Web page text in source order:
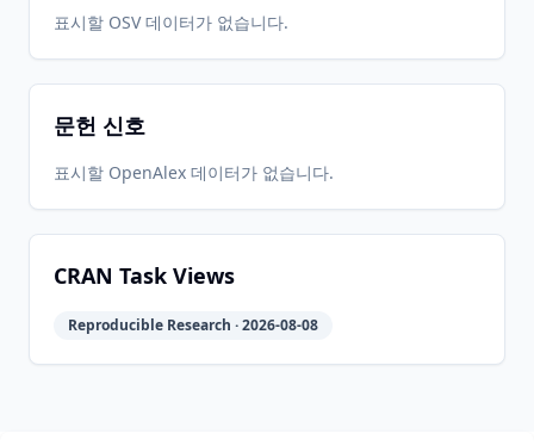
CRAN 0.4-4
CRAN
2011-09-
2026-
2026-
05
05-31
05-31
표시할 OSV 데이터가 없습니다.
문헌 신호
표시할 OpenAlex 데이터가 없습니다.
CRAN Task Views
Reproducible Research · 2026-08-08